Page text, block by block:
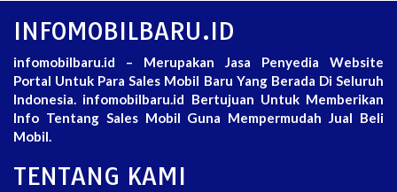
INFOMOBILBARU.ID
infomobilbaru.id – Merupakan Jasa Penyedia Website
Portal Untuk Para Sales Mobil Baru Yang Berada Di Seluruh
Indonesia. infomobilbaru.id Bertujuan Untuk Memberikan
Info Tentang Sales Mobil Guna Mempermudah Jual Beli
Mobil.
TENTANG KAMI